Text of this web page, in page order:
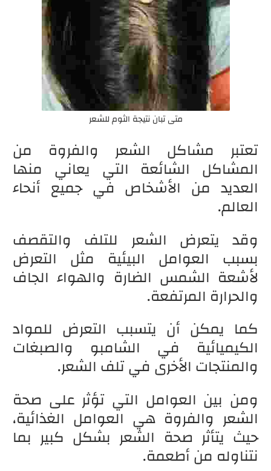
متى تبان نتيجة الثوم للشعر
تعتبر مشاكل الشعر والفروة من
المشاكل الشائعة التي يعاني منها
العديد من الأشخاص في جميع أنحاء
العالم.
وقد يتعرض الشعر للتلف والتقصف
بسبب العوامل البيئية مثل التعرض
لأشعة الشمس الضارة والهواء الجاف
والحرارة المرتفعة.
كما يمكن أن يتسبب التعرض للمواد
الكيميائية في الشامبو والصبغات
والمنتجات الأخرى في تلف الشعر.
ومن بين العوامل التي تؤثر على صحة
الشعر والفروة هي العوامل الغذائية،
حيث يتأثر صحة الشعر بشكل كبير بما
نتناوله من أطعمة.